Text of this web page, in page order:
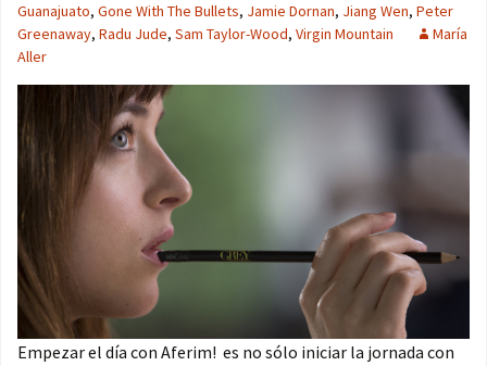
Guanajuato, Gone With The Bullets, Jamie Dornan, Jiang Wen, Peter
Greenaway, Radu Jude, Sam Taylor-Wood, Virgin Mountain
María
Aller
Empezar el día con Aferim! es no sólo iniciar la jornada con